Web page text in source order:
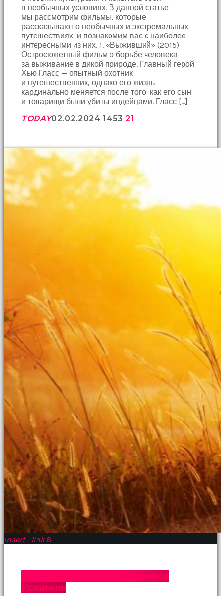
в необычных условиях. В данной статье
мы рассмотрим фильмы, которые
рассказывают о необычных и экстремальных
путешествиях, и познакомим вас с наиболее
интересными из них. 1. «Выживший» (2015)
Остросюжетный фильм о борьбе человека
за выживание в дикой природе. Главный герой
Хью Гласс — опытный охотник
и путешественник, однако его жизнь
кардинально меняется после того, как его сын
и товарищи были убиты индейцами. Гласс […]
TODAY02.02.2024 1453 21
insert_link 8
Топ-7 фильмов об Азии: выбор
Искателя